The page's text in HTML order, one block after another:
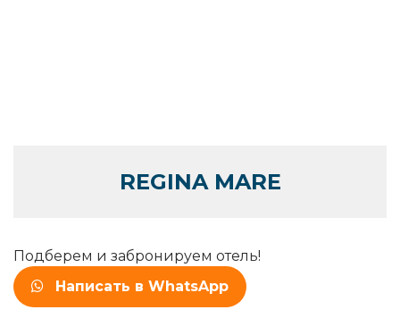
REGINA MARE
Подберем и забронируем отель!
Написать в WhatsApp